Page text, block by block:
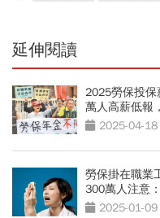
延伸閱讀
2025勞保投
萬人高薪低報
2025-04-18
勞保掛在職業
300萬人注意
2025-01-09